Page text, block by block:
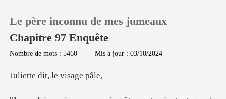
Le père inconnu de mes jumeaux
Chapitre 97 Enquête
Nombre de mots : 5460 |Mis à jour : 03/10/2024
it, le vis